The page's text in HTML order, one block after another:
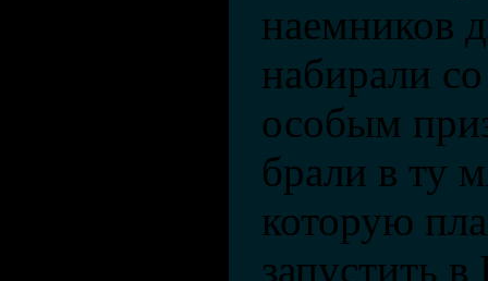
наемников
набирали
особым
брали в ту
которую
запустить